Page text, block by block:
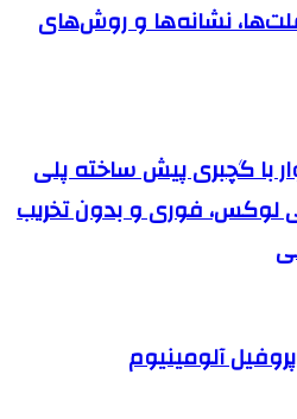
ریموت 207؛ علت‌ها، نشانه‌ها و روش‌های
با گچبری پیش ساخته پلی
لوکس، فوری و بدون تخریب
آلومینیوم